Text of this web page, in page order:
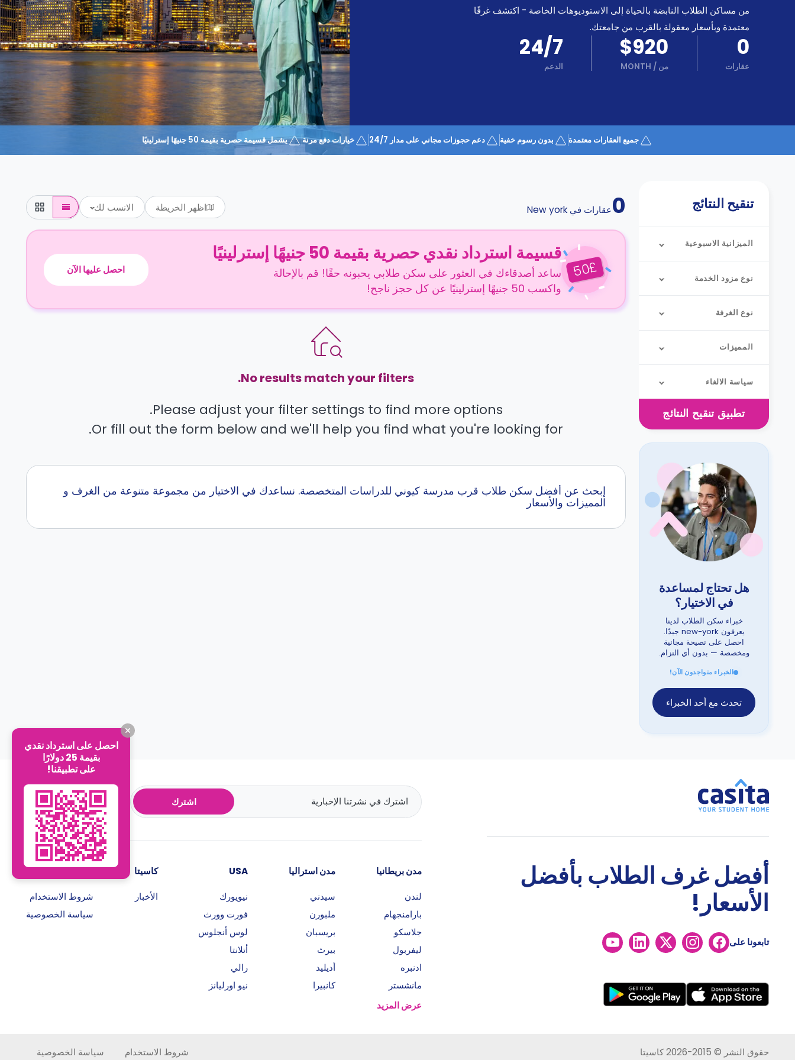
المساعدة
تعمل؟
من مساكن الطلاب النابضة بالحياة إلى الاستوديوهات الخاصة - اكتشف غرفًا
معتمدة وبأسعار معقولة بالقرب من جامعتك.
0
عقارات
$920
من /
MONTH
24/7
الدعم
جميع العقارات معتمدة بدون رسوم خفية دعم حجوزات مجاني على مدار 24/7 خيارات دفع مرنة يشمل قسيمة حصرية بقيمة 50 جنيهًا إسترلينيًا
تنقيح النتائج
الميزانية الاسبوعية
نوع مزود الخدمة
نوع الغرفة
المميزات
سياسة الالغاء
تطبيق تنقيح النتائج
هل تحتاج لمساعدة
في الاختيار؟
خبراء سكن الطلاب لدينا
يعرفون new-york جيدًا.
احصل على نصيحة مجانية
ومخصصة — بدون أي التزام.
الخبراء متواجدون الآن!
تحدث مع أحد الخبراء
0عقارات في New york اظهر الخريطة الانسب لك
£
50
قسيمة استرداد نقدي حصرية بقيمة 50 جنيهًا إسترلينيًا
ساعد أصدقاءك في العثور على سكن طلابي يحبونه حقًا! قم بالإحالة
واكسب 50 جنيهًا إسترلينيًا عن كل حجز ناجح!
احصل عليها الآن
No results match your filters.
Please adjust your filter settings to find more options.
Or fill out the form below and we'll help you find what you're looking for.
إبحث عن أفضل سكن طلاب قرب مدرسة كيوني للدراسات المتخصصة. نساعدك في الاختيار من مجموعة متنوعة من الغرف و
المميزات والأسعار
اشترك
أفضل غرف الطلاب بأفضل
الأسعار!
تابعونا على
مدن بريطانيا
لندن
بارامنجهام
جلاسكو
ليفربول
ادنبره
مانشستر
عرض المزيد
مدن استراليا
سيدني
ملبورن
بريسبان
بيرث
أديليد
كانبيرا
USA
نيويورك
فورت وورث
لوس أنجلوس
أتلانتا
رالي
نيو اورليانز
كاسيتا
الأخبار
روابط هامة
شروط الاستخدام
سياسة الخصوصية
حقوق النشر © 2015-2026 كاسيتا شروط الاستخدام سياسة الخصوصية
احصل على استرداد نقدي
بقيمة 25 دولارًا
على تطبيقنا!